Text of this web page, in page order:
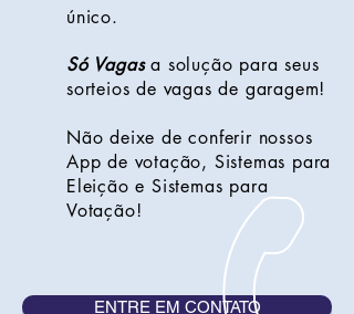
único.
Só Vagasa solução para seus
sorteios de vagas de garagem!
Não deixe de conferir nossos
App de votação, Sistemas para
Eleição e Sistemas para
Votação!
ENTRE EM CONTATO